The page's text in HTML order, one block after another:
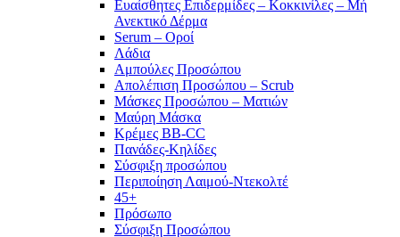
Ευαίσθητες Επιδερμίδες – Κοκκινίλες – Μή
Ανεκτικό Δέρμα
Serum – Οροί
Λάδια
Αμπούλες Προσώπου
Απολέπιση Προσώπου – Scrub
Μάσκες Προσώπου – Ματιών
Μαύρη Μάσκα
Κρέμες BB-CC
Πανάδες-Κηλίδες
Σύσφιξη προσώπου
Περιποίηση Λαιμού-Ντεκολτέ
45+
Πρόσωπο
Σύσφιξη Προσώπου